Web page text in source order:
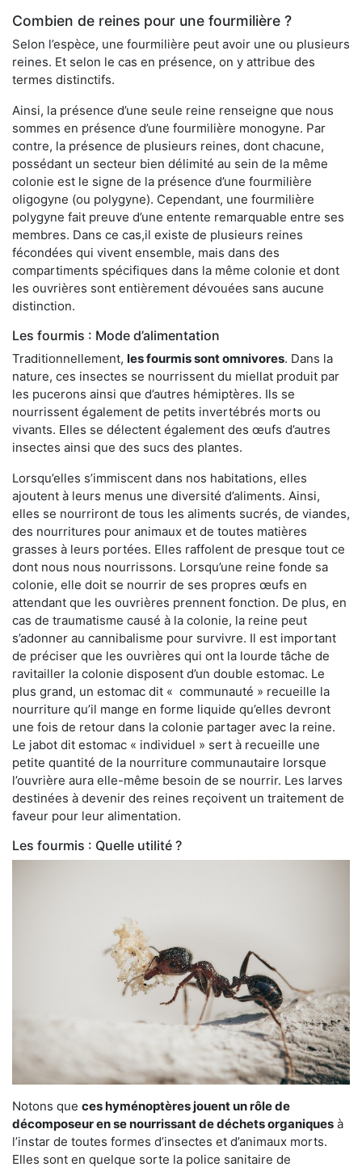
Combien de reines pour une fourmilière ?
Selon l’espèce, une fourmilière peut avoir une ou plusieurs
reines. Et selon le cas en présence, on y attribue des
termes distinctifs.
Ainsi, la présence d’une seule reine renseigne que nous
sommes en présence d’une fourmilière monogyne. Par
contre, la présence de plusieurs reines, dont chacune,
possédant un secteur bien délimité au sein de la même
colonie est le signe de la présence d’une fourmilière
oligogyne (ou polygyne). Cependant, une fourmilière
polygyne fait preuve d’une entente remarquable entre ses
membres. Dans ce cas,il existe de plusieurs reines
fécondées qui vivent ensemble, mais dans des
compartiments spécifiques dans la même colonie et dont
les ouvrières sont entièrement dévouées sans aucune
distinction.
Les fourmis : Mode d’alimentation
Traditionnellement, les fourmis sont omnivores. Dans la
nature, ces insectes se nourrissent du miellat produit par
les pucerons ainsi que d’autres hémiptères. Ils se
nourrissent également de petits invertébrés morts ou
vivants. Elles se délectent également des œufs d’autres
insectes ainsi que des sucs des plantes.
Lorsqu’elles s’immiscent dans nos habitations, elles
ajoutent à leurs menus une diversité d’aliments. Ainsi,
elles se nourriront de tous les aliments sucrés, de viandes,
des nourritures pour animaux et de toutes matières
grasses à leurs portées. Elles raffolent de presque tout ce
dont nous nous nourrissons. Lorsqu’une reine fonde sa
colonie, elle doit se nourrir de ses propres œufs en
attendant que les ouvrières prennent fonction. De plus, en
cas de traumatisme causé à la colonie, la reine peut
s’adonner au cannibalisme pour survivre. Il est important
de préciser que les ouvrières qui ont la lourde tâche de
ravitailler la colonie disposent d’un double estomac. Le
plus grand, un estomac dit « communauté » recueille la
nourriture qu’il mange en forme liquide qu’elles devront
une fois de retour dans la colonie partager avec la reine.
Le jabot dit estomac « individuel » sert à recueille une
petite quantité de la nourriture communautaire lorsque
l’ouvrière aura elle-même besoin de se nourrir. Les larves
destinées à devenir des reines reçoivent un traitement de
faveur pour leur alimentation.
Les fourmis : Quelle utilité ?
Notons que ces hyménoptères jouent un rôle de
décomposeur en se nourrissant de déchets organiques à
l’instar de toutes formes d’insectes et d’animaux morts.
Elles sont en quelque sorte la police sanitaire de